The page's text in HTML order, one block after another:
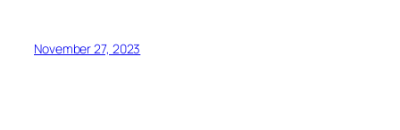
November 27, 2023